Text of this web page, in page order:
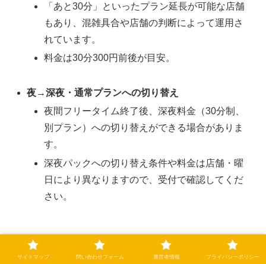
「あと30分」といったプラン延長が可能な店舗
もあり、混雑具合や店舗の判断によって運用さ
れています。
料金は30分300円前後が目安。
夜→深夜・通常プランへの切り替え
夜間フリータイム終了後、深夜料金（30分制、
別プラン）への切り替えができる場合がありま
す。
深夜パックへの切り替え条件や料金は店舗・曜
日により異なりますので、受付で確認してくだ
さい。
サイトマップ 問い合わせフォーム 運営者情報 プライバシーポリシー